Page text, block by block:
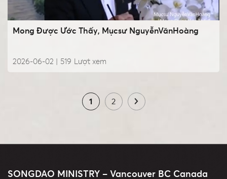
Mong Được Ước Thấy, Mụcsư NguyễnVănHoàng
2026-06-02 | Lượt xem
519
1 2
SONGDAO MINISTRY – Vancouver BC Canada